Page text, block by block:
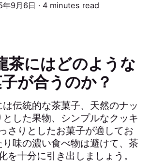
年9月6日 ∙ 4 minutes read
茶にはどのような
が合うのか？
伝統的な茶菓子、天然のナッ
した果物、シンプルなクッキ
さりとしたお菓子が適してお
り味の濃い食べ物は避けて、茶
を十分に引き出しましょう。